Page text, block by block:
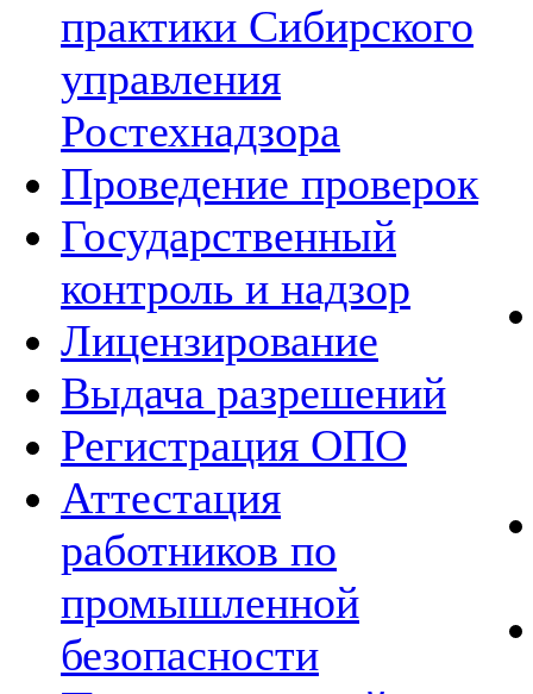
практики Сибирского
управления
Ростехнадзора
Проведение проверок
Государственный
контроль и надзор
Лицензирование
Выдача разрешений
Регистрация ОПО
Аттестация
работников по
промышленной
безопасности